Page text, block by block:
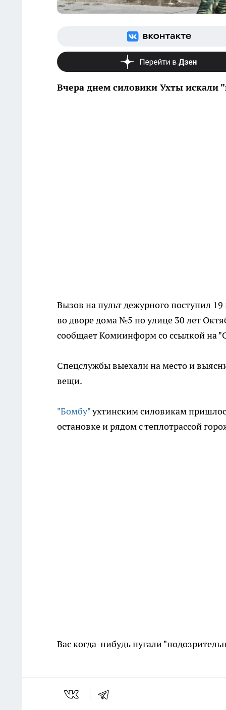
Вчера днем силовики Ухты искали
Вызов на пульт дежурного поступил
во дворе дома №5 по улице 30 лет
сообщает Комиинформ со ссылкой на
Спецслужбы выехали на место и
вещи.
"Бомбу"ухтинским силовикам
остановке и рядом с теплотрассой
Вас когда-нибудь пугали